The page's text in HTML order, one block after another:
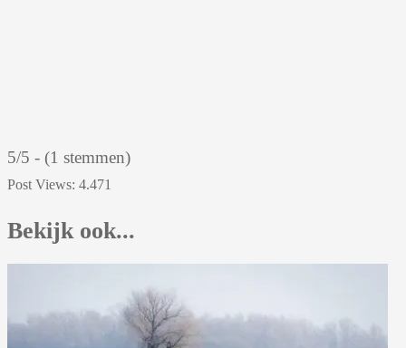
5/5 - (1 stemmen)
Post Views: 4.471
Bekijk ook...